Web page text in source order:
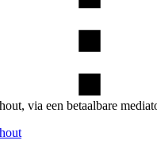
via een betaalbare